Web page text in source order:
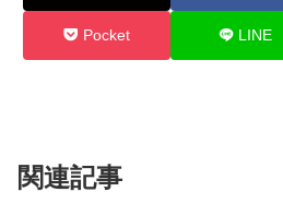
Pocket LINE
関連記事